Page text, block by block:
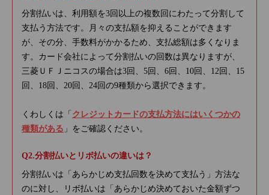
分割払いは、利用額を3回以上の複数回にわたって分割して
支払う方法です。月々の支払額を抑えることができます
が、その分、手数料がかかるため、支払総額は多くなりま
す。カード会社によって分割払いの回数は異なりますが、
三菱ＵＦＪニコスの場合は3回、5回、6回、10回、12回、15
回、18回、20回、24回の9種類から選択できます。
くわしくは「 クレジットカードの支払方法にはいくつかの
種類がある 」をご確認ください。
分割払いとリボ払いの違いは？
分割払いは「あらかじめ支払回数を決めて支払う」方法な
のに対し、リボ払いは「あらかじめ決めておいた金額ずつ